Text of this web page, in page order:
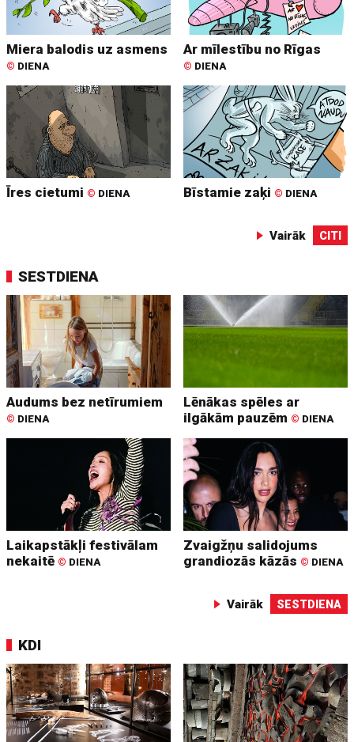
Miera balodis uz asmens
© DIENA
Ar mīlestību no Rīgas
© DIENA
Īres cietumi © DIENA Bīstamie zaķi © DIENA
Vairāk CITI
SESTDIENA
Audums bez netīrumiem
© DIENA
Lēnākas spēles ar
ilgākām pauzēm © DIENA
Laikapstākļi festivālam
nekaitē © DIENA
Zvaigžņu salidojums
grandiozās kāzās © DIENA
Vairāk SESTDIENA
KDI